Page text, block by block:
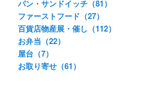
パン・サンドイッチ（81）
ファーストフード（27）
百貨店物産展・催し（112）
お弁当（22）
屋台（7）
お取り寄せ（61）